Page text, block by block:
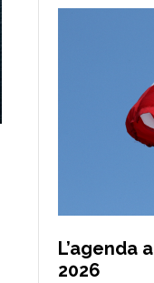
L’agenda
2026